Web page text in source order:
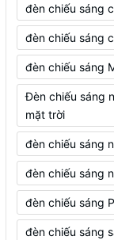
đèn chiếu sáng
đèn chiếu sáng
đèn chiếu sáng
Đèn chiếu sáng
mặt trời
đèn chiếu sáng
đèn chiếu sáng
đèn chiếu sáng
đèn chiếu sáng